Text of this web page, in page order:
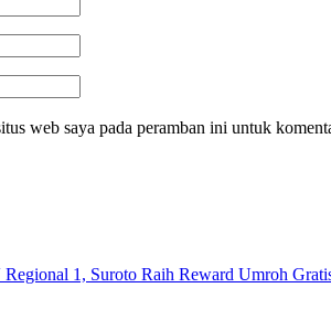
web saya pada peramban ini untuk
1, Suroto Raih Reward Umroh